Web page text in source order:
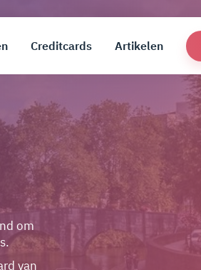
Creditcards Artikelen
om
van